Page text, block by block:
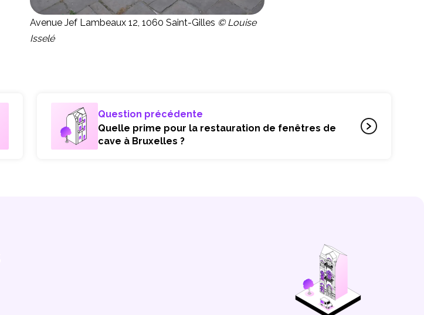
Avenue Jef Lambeaux 12, 1060 Saint-Gilles © Louise
Isselé
Question précédente
Quelle prime pour la restauration de fenêtres de
cave à Bruxelles ?